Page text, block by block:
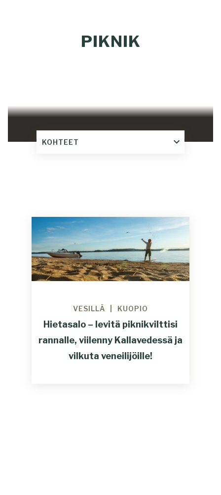
PIKNIK
VESILLÄ KUOPIO
Hietasalo – levitä piknikvilttisi
rannalle, viilenny Kallavedessä ja
vilkuta veneilijöille!